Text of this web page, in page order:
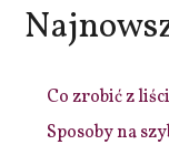
Co zrobić z
Sposoby na